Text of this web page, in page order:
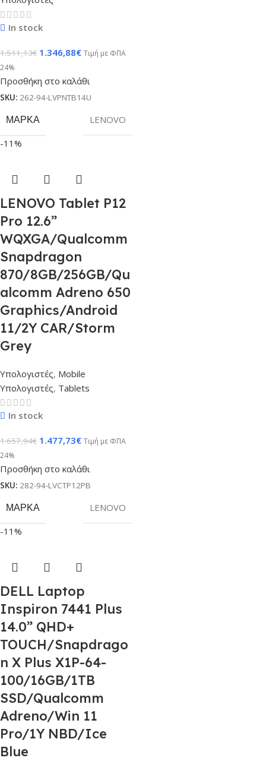
In stock
1.511,13€ 1.346,88€ Τιμή με ΦΠΑ
24%
Προσθήκη στο καλάθι
SKU: 262-94-LVPNTB14U
ΜΆΡΚΑ
LENOVO
-11%
LENOVO Tablet P12
Pro 12.6”
WQXGA/Qualcomm
Snapdragon
870/8GB/256GB/Qu
alcomm Adreno 650
Graphics/Android
11/2Y CAR/Storm
Grey
Υπολογιστές, Mobile
Υπολογιστές, Tablets
In stock
1.657,94€ 1.477,73€ Τιμή με ΦΠΑ
24%
Προσθήκη στο καλάθι
SKU: 282-94-LVCTP12PB
ΜΆΡΚΑ
LENOVO
-11%
DELL Laptop
Inspiron 7441 Plus
14.0” QHD+
TOUCH/Snapdrago
n X Plus X1P-64-
100/16GB/1TB
SSD/Qualcomm
Adreno/Win 11
Pro/1Y NBD/Ice
Blue